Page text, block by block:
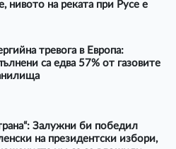
нивото на реката при Русе е
тревога в Европа:
са едва 57% от газовите
Залужни би победил
на президентски избори,